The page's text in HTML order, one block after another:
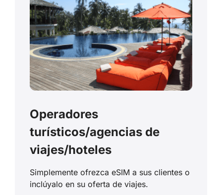
Operadores
turísticos/agencias de
viajes/hoteles
Simplemente ofrezca eSIM a sus clientes o
inclúyalo en su oferta de viajes.